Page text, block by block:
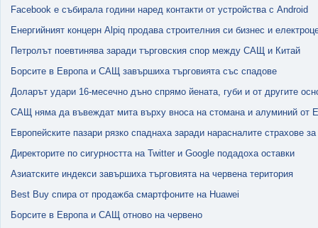
Facebook е събирала години наред контакти от устройства с Android
Енергийният концерн Alpiq продава строителния си бизнес и
Петролът поевтинява заради търговския спор между САЩ и Китай
Борсите в Европа и САЩ завършиха търговията със спадове
Доларът удари 16-месечно дъно спрямо йената, губи и от другите
САЩ няма да въвеждат мита върху вноса на стомана и алуминий от
Европейските пазари рязко спаднаха заради нарасналите страхове
Директорите по сигурността на Twitter и Google подадоха оставки
Азиатските индекси завършиха търговията на червена територия
Best Buy спира от продажба смартфоните на Huawei
Борсите в Европа и САЩ отново на червено